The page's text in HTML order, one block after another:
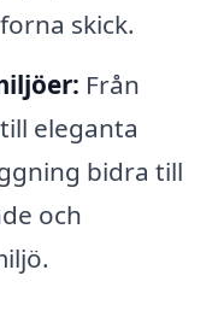
skick.
Från
eleganta
bidra till
och